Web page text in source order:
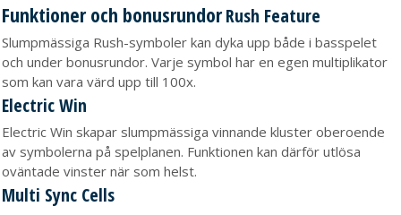
Funktioner och bonusrundorRush Feature
Slumpmässiga Rush-symboler kan dyka upp både i basspelet
och under bonusrundor. Varje symbol har en egen multiplikator
som kan vara värd upp till 100x.
Electric Win
Electric Win skapar slumpmässiga vinnande kluster oberoende
av symbolerna på spelplanen. Funktionen kan därför utlösa
oväntade vinster när som helst.
Multi Sync Cells